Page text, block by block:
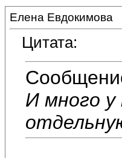
Елена Евдокимова
Цитата:
И много